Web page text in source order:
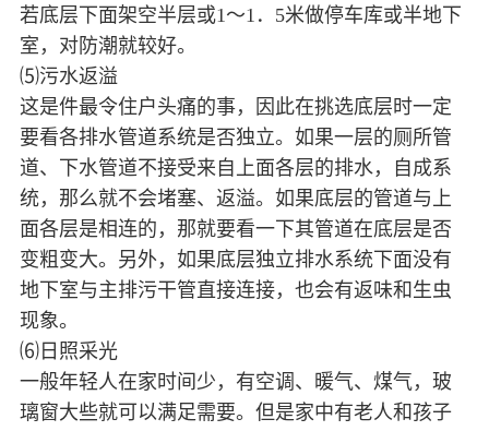
若底层下面架空半层或1～1．5米做停车库或半地下
室，对防潮就较好。
⑸污水返溢
这是件最令住户头痛的事，因此在挑选底层时一定
要看各排水管道系统是否独立。如果一层的厕所管
道、下水管道不接受来自上面各层的排水，自成系
统，那么就不会堵塞、返溢。如果底层的管道与上
面各层是相连的，那就要看一下其管道在底层是否
变粗变大。另外，如果底层独立排水系统下面没有
地下室与主排污干管直接连接，也会有返味和生虫
现象。
⑹日照采光
一般年轻人在家时间少，有空调、暖气、煤气，玻
璃窗大些就可以满足需要。但是家中有老人和孩子